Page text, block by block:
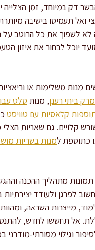
דק במיוחד, זמן הצלייה
ואל תעמיסו בישיבה
לא לשפוך את כל הרוטב
יוכל לבחור את איזון
מנות משלימות או
מרק ביתי רענן, מנות סלט
תוספות קלאסיות עם טוויסט
קלויים. גם שאריות
כתוספת למנות בשריות
מתהליך ההכנה
לפרגן ולעודד
מייצרות השראה,
אל תחששו לחדש,
וגילוי מסורתי-מודרני